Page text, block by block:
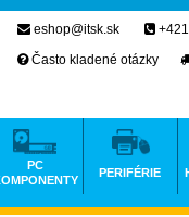
eshop@itsk.sk
Často kladené otázky
PC
PERIFÉRIE